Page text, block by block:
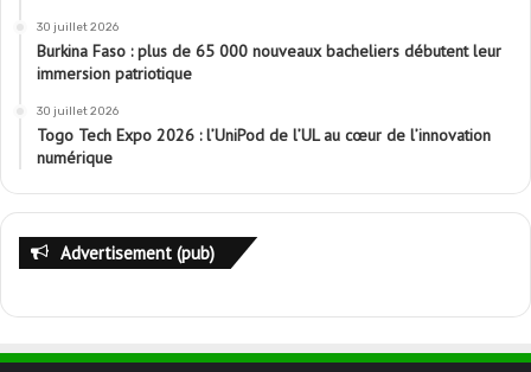
30 juillet 2026
Burkina Faso : plus de 65 000 nouveaux bacheliers débutent leur
immersion patriotique
30 juillet 2026
Togo Tech Expo 2026 : l’UniPod de l’UL au cœur de l’innovation
numérique
Advertisement (pub)